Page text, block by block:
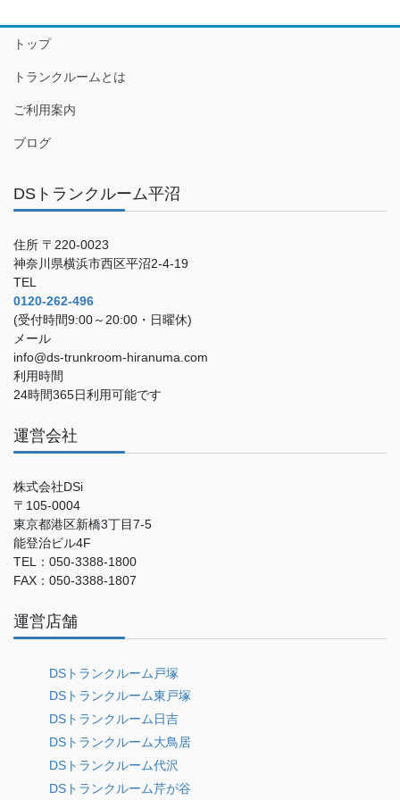
トップ
トランクルームとは
ご利用案内
ブログ
DSトランクルーム平沼
住所 〒220-0023
神奈川県横浜市西区平沼2-4-19
TEL
0120-262-496
(受付時間9:00～20:00・日曜休)
メール
info@ds-trunkroom-hiranuma.com
利用時間
24時間365日利用可能です
運営会社
株式会社DSi
〒105-0004
東京都港区新橋3丁目7-5
能登治ビル4F
TEL：050-3388-1800
FAX：050-3388-1807
運営店舗
DSトランクルーム戸塚
DSトランクルーム東戸塚
DSトランクルーム日吉
DSトランクルーム大鳥居
DSトランクルーム代沢
DSトランクルーム芹が谷